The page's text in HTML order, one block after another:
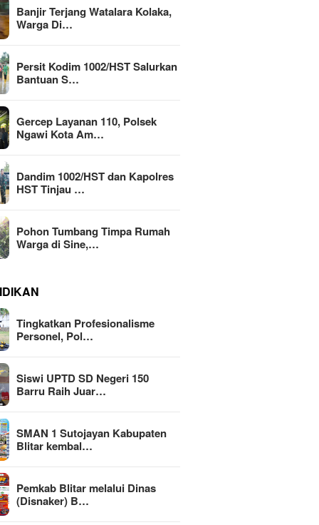
Banjir Terjang Watalara Kolaka,
Warga Di…
Persit Kodim 1002/HST Salurkan
Bantuan S…
Gercep Layanan 110, Polsek
Ngawi Kota Am…
Dandim 1002/HST dan Kapolres
HST Tinjau …
Pohon Tumbang Timpa Rumah
Warga di Sine,…
Tingkatkan Profesionalisme
Personel, Pol…
Siswi UPTD SD Negeri 150
Barru Raih Juar…
SMAN 1 Sutojayan Kabupaten
Blitar kembal…
Pemkab Blitar melalui Dinas
(Disnaker) B…